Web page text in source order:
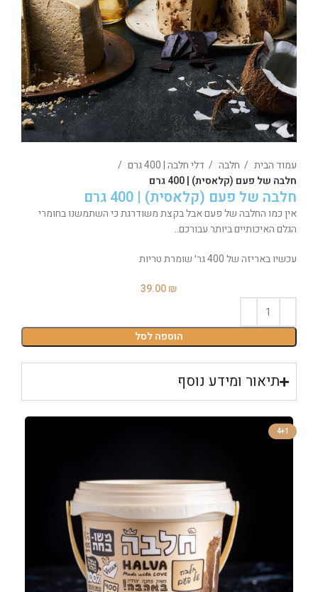
עמוד הבית חלבה
דלי חלבה | 400 גרם
חלבה של פעם (קלאסית) | 400 גרם
חלבה של פעם (קלאסית) | 400 גרם
אין כמו החלבה של פעם אבל בקצת משודרגת כי השתמשנו בחומרי
הגלם האיכותיים ביותר עבורכם..
עכשיו באריזה של 400 גר׳ שומרת טריות
39.00₪
הוספה לסל
תיאור ומידע נוסף
4+1